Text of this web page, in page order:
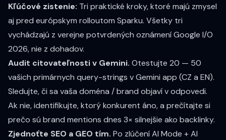
Kľúčové zistenie: Tri praktické kroky, ktoré majú zmysel
aj pred európskym rolloutom Sparku. Všetky tri
vychádzajú z verejne potvrdených oznámení Google I/O
2026, nie z dohadov.
Audit citovateľnosti v Gemini. Otestujte 20 — 50
vašich primárnych query-strings v Gemini app (CZ a EN).
Sledujte, či sa vaša doména / brand objaví v odpovedi.
Ak nie, identifikujte, ktorý konkurent áno, a prečítajte si
prečo sú brand mentions dnes 3× silnejšie ako backlinky.
Zjednoťte SEO a GEO tím. Po zlúčení AI Mode + AI